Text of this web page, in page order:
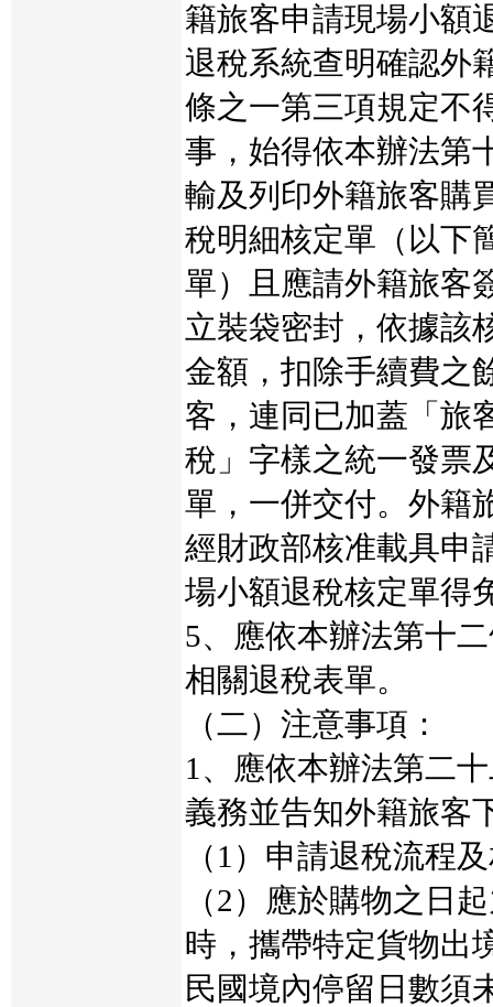
籍旅客申請現場小額
退稅系統查明確認外
條之一第三項規定不
事，始得依本辦法第
輸及列印外籍旅客購
稅明細核定單（以下
單）且應請外籍旅客
立裝袋密封，依據該
金額，扣除手續費之
客，連同已加蓋「旅
稅」字樣之統一發票
單，一併交付。外籍
經財政部核准載具申
場小額退稅核定單得
5、應依本辦法第十
相關退稅表單。
（二）注意事項：
1、應依本辦法第二
義務並告知外籍旅客
（1）申請退稅流程
（2）應於購物之日
時，攜帶特定貨物出
民國境內停留日數須